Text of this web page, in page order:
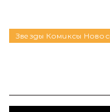
Звезды Комиксы